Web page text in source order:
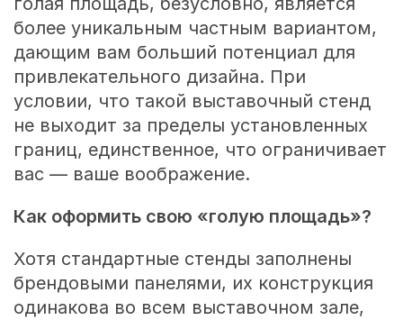
более уникальным частным вариантом,
дающим вам больший потенциал для
привлекательного дизайна. При
условии, что такой выставочный стенд
не выходит за пределы установленных
границ, единственное, что ограничивает
вас — ваше воображение.
Как оформить свою «голую площадь»?
Хотя стандартные стенды заполнены
брендовыми панелями, их конструкция
одинакова во всем выставочном зале,